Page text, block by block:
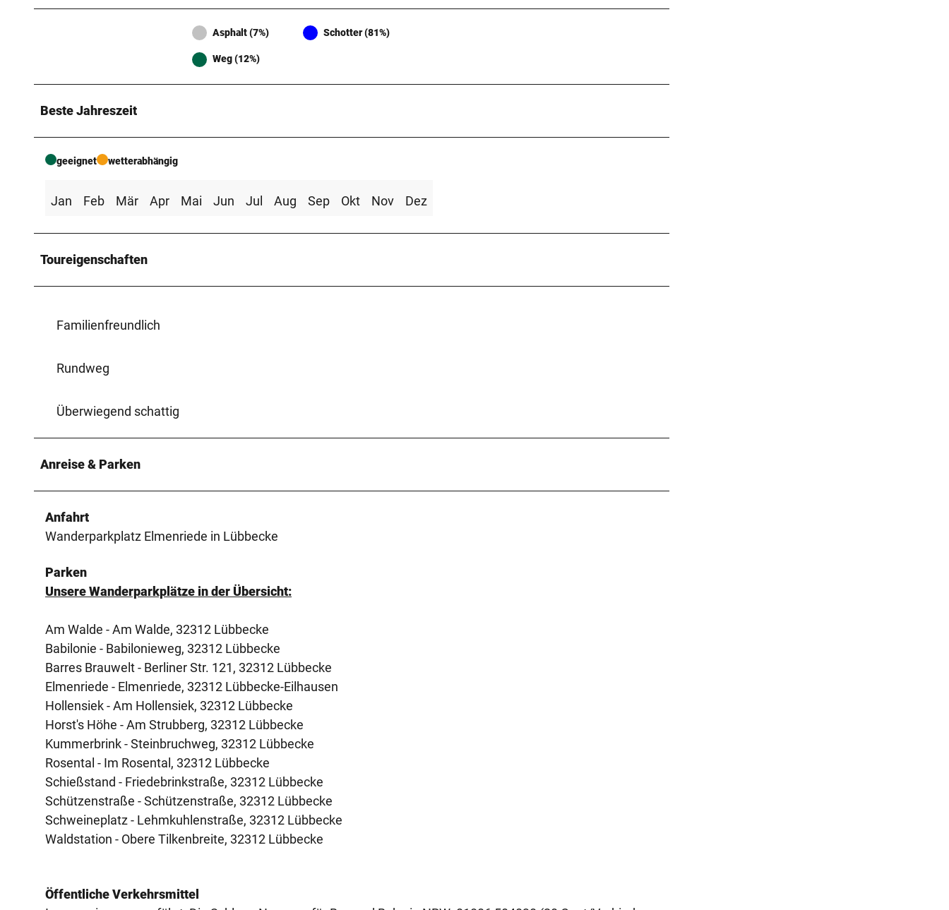
i
Asphalt (7%) Schotter (81%)
Weg (12%)
Beste Jahreszeit
geeignet wetterabhängig
Jan Feb Mär Apr Mai Jun Jul Aug Sep Okt Nov Dez
Toureigenschaften
Familienfreundlich
Rundweg
Überwiegend schattig
Anreise & Parken
Anfahrt
Wanderparkplatz Elmenriede in Lübbecke
Parken
Unsere Wanderparkplätze in der Übersicht:
Am Walde - Am Walde, 32312 Lübbecke
Babilonie - Babilonieweg, 32312 Lübbecke
Barres Brauwelt - Berliner Str. 121, 32312 Lübbecke
Elmenriede - Elmenriede, 32312 Lübbecke-Eilhausen
Hollensiek - Am Hollensiek, 32312 Lübbecke
Horst's Höhe - Am Strubberg, 32312 Lübbecke
Kummerbrink - Steinbruchweg, 32312 Lübbecke
Rosental - Im Rosental, 32312 Lübbecke
Schießstand - Friedebrinkstraße, 32312 Lübbecke
Schützenstraße - Schützenstraße, 32312 Lübbecke
Schweineplatz - Lehmkuhlenstraße, 32312 Lübbecke
Waldstation - Obere Tilkenbreite, 32312 Lübbecke
Öffentliche Verkehrsmittel